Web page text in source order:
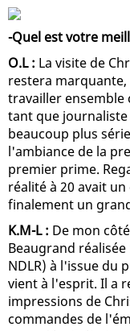
-Quel est votre
O.L : La visite de
restera
travailler ensemble
tant que journaliste
beaucoup plus
l'ambiance de la
premier prime.
réalité à 20 avait
finalement un
K.M-L : De mon
Beaugrand
NDLR) à l'issue du
vient à l'esprit. Il a
impressions de
commandes de